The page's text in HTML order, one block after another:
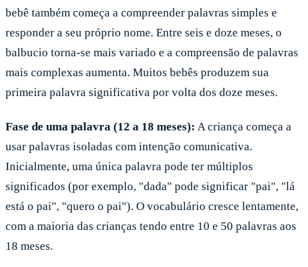
bebê também começa a compreender palavras simples e
responder a seu próprio nome. Entre seis e doze meses, o
balbucio torna-se mais variado e a compreensão de palavras
mais complexas aumenta. Muitos bebês produzem sua
primeira palavra significativa por volta dos doze meses.
Fase de uma palavra (12 a 18 meses): A criança começa a
usar palavras isoladas com intenção comunicativa.
Inicialmente, uma única palavra pode ter múltiplos
significados (por exemplo, "dada" pode significar "pai", "lá
está o pai", "quero o pai"). O vocabulário cresce lentamente,
com a maioria das crianças tendo entre 10 e 50 palavras aos
18 meses.